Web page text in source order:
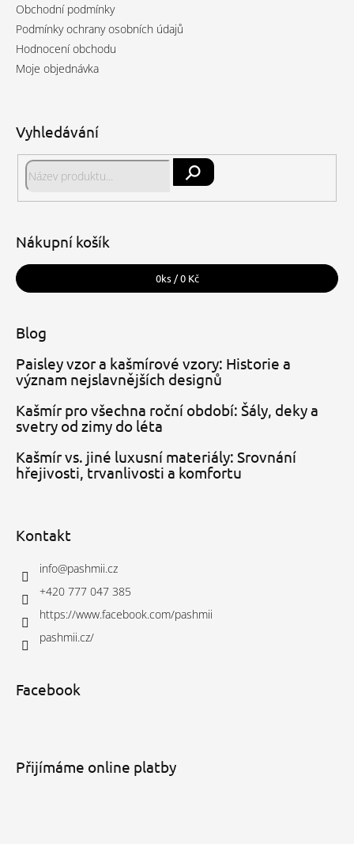
Obchodní podmínky
Podmínky ochrany osobních údajů
Hodnocení obchodu
Moje objednávka
Vyhledávání
Nákupní košík
0ks /0 Kč
Blog
Paisley vzor a kašmírové vzory: Historie a
význam nejslavnějších designů
Kašmír pro všechna roční období: Šály, deky a
svetry od zimy do léta
Kašmír vs. jiné luxusní materiály: Srovnání
hřejivosti, trvanlivosti a komfortu
Kontakt
info@pashmii.cz
+420 777 047 385
https://www.facebook.com/pashmii
pashmii.cz/
Facebook
Přijímáme online platby